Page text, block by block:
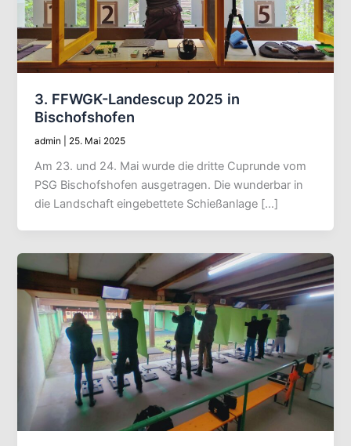
3. FFWGK-Landescup 2025 in
Bischofshofen
admin 25. Mai 2025
Am 23. und 24. Mai wurde die dritte Cuprunde vom
PSG Bischofshofen ausgetragen. Die wunderbar in
die Landschaft eingebettete Schießanlage […]